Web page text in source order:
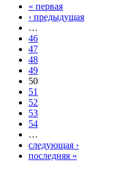
« первая
‹ предыдущая
…
46
47
48
49
50
51
52
53
54
…
следующая ›
последняя »